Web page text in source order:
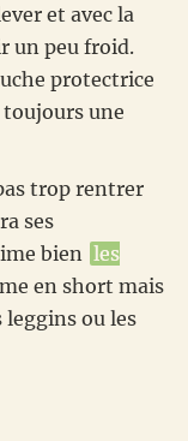
et avec la
un peu froid.
protectrice
toujours une
trop rentrer
ses
bien les
en short mais
leggins ou les